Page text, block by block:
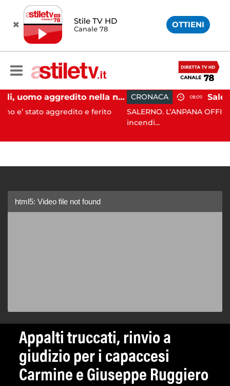
Stile TV HD
Canale 78 OTTIENI
Eboli, uomo aggredito nella notte: indagini in corso
aggredito e ferito
CRONACA 08:09
SALERNO. L’ANPANA OFFICIAL ODV ha
html5: Video file not found
Appalti truccati, rinvio a
giudizio per i capaccesi
Carmine e Giuseppe Ruggiero